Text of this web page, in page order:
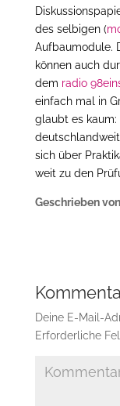
des selbigen (
Aufbaumodule.
können auch
dem radio
einfach mal in
glaubt es kaum:
sich über
weit zu den
Geschrieben
Deine E-Mail-
Erforderliche